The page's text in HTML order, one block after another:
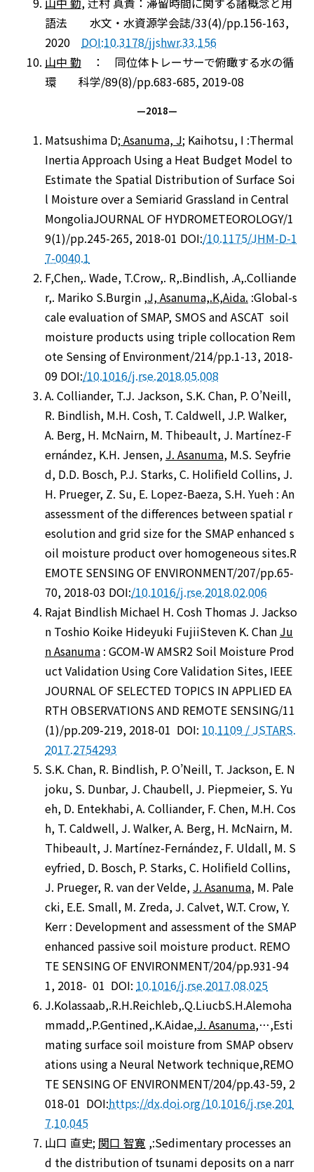
語法 水文・水資源学会誌/33(4)/pp.156-163,
2020 DOI:10.3178/jjshwr.33.156
山中 勤 ： 同位体トレーサーで俯瞰する水の循
環 科学/89(8)/pp.683-685, 2019-08
—2018—
Matsushima D;Asanuma, J; Kaihotsu, I :Thermal
Inertia Approach Using a Heat Budget Model to
Estimate the Spatial Distribution of Surface Soi
l Moisture over a Semiarid Grassland in Central
MongoliaJOURNAL OF HYDROMETEOROLOGY/1
9(1)/pp.245-265, 2018-01 DOI:/10.1175/JHM-D-1
7-0040.1
F,Chen,. Wade, T.Crow,. R,.Bindlish, .A,.Colliande
r,. Mariko S.Burgin ,J,Asanuma,.K,Aida. :Global-s
cale evaluation of SMAP, SMOS and ASCAT soil
moisture products using triple collocation Rem
ote Sensing of Environment/214/pp.1-13, 2018-
09 DOI:/10.1016/j.rse.2018.05.008
A. Colliander, T.J. Jackson, S.K. Chan, P. O’Neill,
R. Bindlish, M.H. Cosh, T. Caldwell, J.P. Walker,
A. Berg, H. McNairn, M. Thibeault, J. Martínez-F
ernández, K.H. Jensen, J. Asanuma, M.S. Seyfrie
d, D.D. Bosch, P.J. Starks, C. Holifield Collins, J.
H. Prueger, Z. Su, E. Lopez-Baeza, S.H. Yueh : An
assessment of the differences between spatial r
esolution and grid size for the SMAP enhanced s
oil moisture product over homogeneous sites.R
EMOTE SENSING OF ENVIRONMENT/207/pp.65-
70, 2018-03 DOI:/10.1016/j.rse.2018.02.006
Rajat Bindlish Michael H. Cosh Thomas J. Jackso
n Toshio Koike Hideyuki FujiiSteven K. Chan Ju
n Asanuma : GCOM-W AMSR2 Soil Moisture Prod
uct Validation Using Core Validation Sites, IEEE
JOURNAL OF SELECTED TOPICS IN APPLIED EA
RTH OBSERVATIONS AND REMOTE SENSING/11
(1)/pp.209-219, 2018-01 DOI: 10.1109 / JSTARS.
2017.2754293
S.K. Chan, R. Bindlish, P. O’Neill, T. Jackson, E. N
joku, S. Dunbar, J. Chaubell, J. Piepmeier, S. Yu
eh, D. Entekhabi, A. Colliander, F. Chen, M.H. Cos
h, T. Caldwell, J. Walker, A. Berg, H. McNairn, M.
Thibeault, J. Martínez-Fernández, F. Uldall, M. S
eyfried, D. Bosch, P. Starks, C. Holifield Collins,
J. Prueger, R. van der Velde, J. Asanuma, M. Pale
cki, E.E. Small, M. Zreda, J. Calvet, W.T. Crow, Y.
Kerr : Development and assessment of the SMAP
enhanced passive soil moisture product. REMO
TE SENSING OF ENVIRONMENT/204/pp.931-94
1, 2018- 01 DOI: 10.1016/j.rse.2017.08.025
J.Kolassaab,.R.H.Reichleb,.Q.LiucbS.H.Alemoha
mmadd,.P.Gentined,.K.Aidae,J. Asanuma,…,Esti
mating surface soil moisture from SMAP observ
ations using a Neural Network technique,REMO
TE SENSING OF ENVIRONMENT/204/pp.43-59, 2
018-01 DOI:https://dx.doi.org/10.1016/j.rse.201
7.10.045
山口 直史; 関口 智寛 ,:Sedimentary processes an
d the distribution of tsunami deposits on a narr